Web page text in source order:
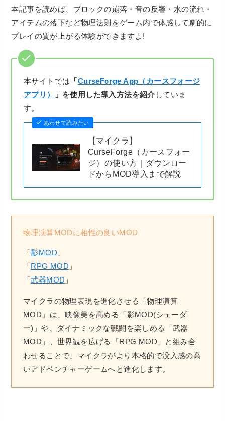
本記事を読めば、ブロックの崩落・音の反響・水の流れ・
アイテムの落下など物理法則をゲーム内で体感して劇的に
プレイの質が上がる体験ができますよ!
本サイトでは 「CurseForge App（カースフォージ
アプリ）
」を使用した導入方法を紹介 していま
す。
あわせて読みたい
【マイクラ】
CurseForge（カースフォー
ジ）の使い方｜ダウンロー
ドからMOD導入まで解説
物理演算MODに相性の良いMOD
「影MOD 」
「RPG MOD 」
「武器MOD 」
マイクラの物理表現を進化させる「物理演算
MOD」は、映像美を高める「影MOD(シェーダ
ー)」や、ダイナミックな戦闘を楽しめる「武器
MOD」、世界観を広げる「RPG MOD」と組み合
わせることで、マイクラがより本格的で没入感の高
いアドベンチャーゲームへと進化します。